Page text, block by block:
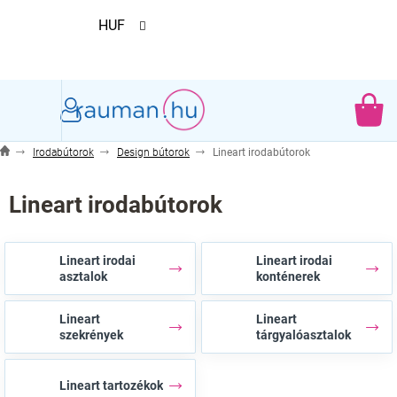
HUF
Irodabútorok Design bútorok Lineart irodabútorok
Lineart irodabútorok
Lineart irodai
asztalok
Lineart irodai
konténerek
Lineart
szekrények
Lineart
tárgyalóasztalok
Lineart tartozékok